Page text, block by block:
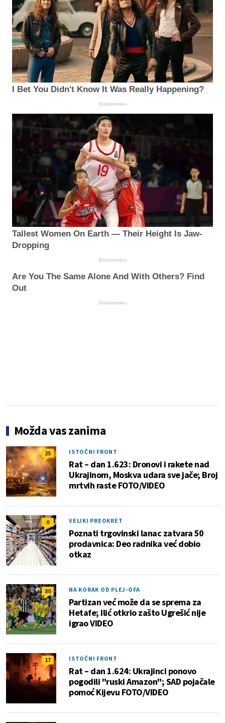
I Bet You Didn't Know It Was Really Happening?
Brainberries
Tallest Women On Earth — Their Height Is Jaw-
Dropping
Brainberries
Are You The Same Alone And With Others? Find
Out
Brainberries
Možda vas zanima
25 ISTOČNI FRONT
Rat – dan 1.623: Dronovi i rakete nad
Ukrajinom, Moskva udara sve jače; Broj
mrtvih raste FOTO/VIDEO
0 VELIKI PREOKRET
Poznati trgovinski lanac zatvara 50
prodavnica: Deo radnika već dobio
otkaz
80 NA KORAK OD PLEJ-OFA
Partizan već može da se sprema za
Hetafe; Ilić otkrio zašto Ugrešić nije
igrao VIDEO
17 ISTOČNI FRONT
Rat – dan 1.624: Ukrajinci ponovo
pogodili "ruski Amazon"; SAD pojačale
pomoć Kijevu FOTO/VIDEO